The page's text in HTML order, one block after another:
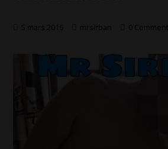
5 mars 2016 mrsirban 0 Comment